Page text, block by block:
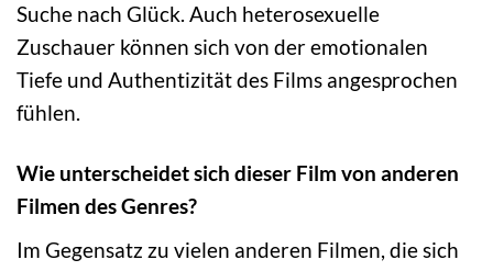
Suche nach Glück. Auch heterosexuelle
Zuschauer können sich von der emotionalen
Tiefe und Authentizität des Films angesprochen
fühlen.
Wie unterscheidet sich dieser Film von anderen
Filmen des Genres?
Im Gegensatz zu vielen anderen Filmen, die sich